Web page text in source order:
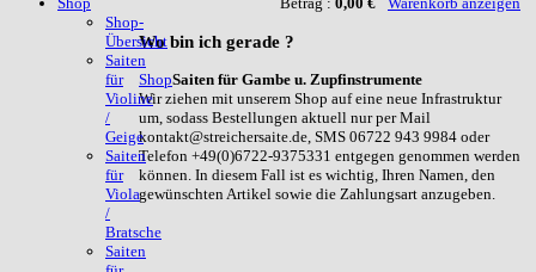
Wobin ich gerade ?
ShopSaiten für Gambe u. Zupfinstrumente
Wir ziehen mit unserem Shop auf eine neue Infrastruktur
um, sodass Bestellungen aktuell nur per Mail
kontakt@streichersaite.de, SMS 06722 943 9984 oder
Telefon +49(0)6722-9375331 entgegen genommen werden
können. In diesem Fall ist es wichtig, Ihren Namen, den
gewünschten Artikel sowie die Zahlungsart anzugeben.
Shop-
Übersicht
Saiten
für
Violine
/
Geige
Saiten
für
Viola
/
Bratsche
Saiten